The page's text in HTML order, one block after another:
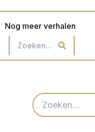
Nog meer verhalen